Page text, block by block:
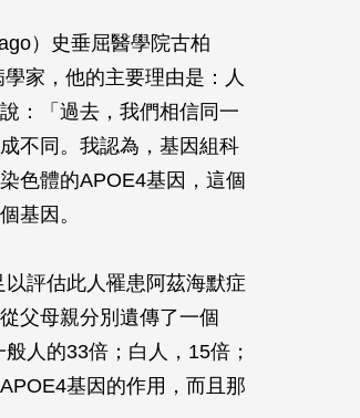
）史垂屈醫學院古柏
家，他的主要理由是：人
：「過去，我們相信同一
不同。我認為，基因組科
色體的APOE4基因，這個
基因。
評估此人罹患阿茲海默症
父母親分別遺傳了一個
人的33倍；白人，15倍；
基因的作用，而且那